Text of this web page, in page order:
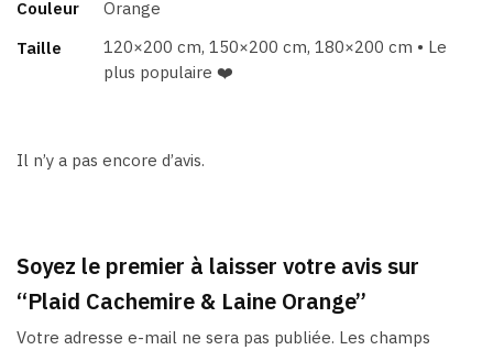
Couleur
Orange
Taille
120×200 cm, 150×200 cm, 180×200 cm • Le
plus populaire ❤️
Il n’y a pas encore d’avis.
Soyez le premier à laisser votre avis sur
“Plaid Cachemire & Laine Orange”
Votre adresse e-mail ne sera pas publiée. Les champs